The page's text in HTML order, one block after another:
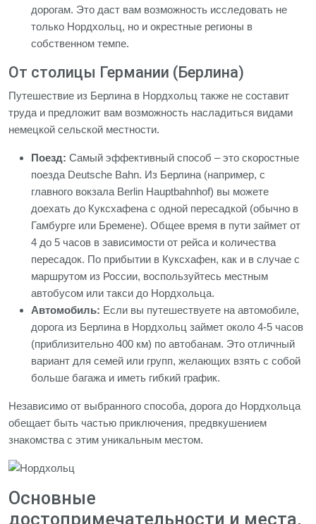
дорогам. Это даст вам возможность исследовать не
только Нордхольц, но и окрестные регионы в
собственном темпе.
От столицы Германии (Берлина)
Путешествие из Берлина в Нордхольц также не составит
труда и предложит вам возможность насладиться видами
немецкой сельской местности.
Поезд: Самый эффективный способ – это скоростные
поезда Deutsche Bahn. Из Берлина (например, с
главного вокзала Berlin Hauptbahnhof) вы можете
доехать до Куксхафена с одной пересадкой (обычно в
Гамбурге или Бремене). Общее время в пути займет от
4 до 5 часов в зависимости от рейса и количества
пересадок. По прибытии в Куксхафен, как и в случае с
маршрутом из России, воспользуйтесь местным
автобусом или такси до Нордхольца.
Автомобиль: Если вы путешествуете на автомобиле,
дорога из Берлина в Нордхольц займет около 4-5 часов
(приблизительно 400 км) по автобанам. Это отличный
вариант для семей или групп, желающих взять с собой
больше багажа и иметь гибкий график.
Независимо от выбранного способа, дорога до Нордхольца
обещает быть частью приключения, предвкушением
знакомства с этим уникальным местом.
Основные
достопримечательности и места,